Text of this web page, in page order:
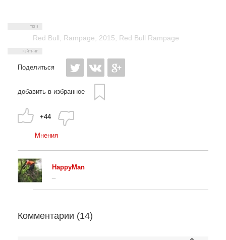
Red Bull Rampage 2015 Red Bull Rampage
Поделиться
добавить в избранное
+44
Мнения
HappyMan
Комментарии (14)